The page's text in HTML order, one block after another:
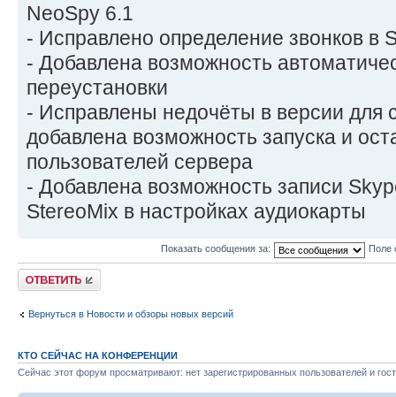
NeoSpy 6.1
- Исправлено определение звонков в
- Добавлена возможность
переустановки
- Исправлены недочёты в версии для
добавлена возможность запуска и
пользователей сервера
- Добавлена возможность записи
StereoMix в настройках аудиокарты
Показать сообщения за: Поле
Ответить
Вернуться в Новости и обзоры новых версий
КТО СЕЙЧАС НА КОНФЕРЕНЦИИ
Сейчас этот форум просматривают: нет зарегистрированных пользователей и